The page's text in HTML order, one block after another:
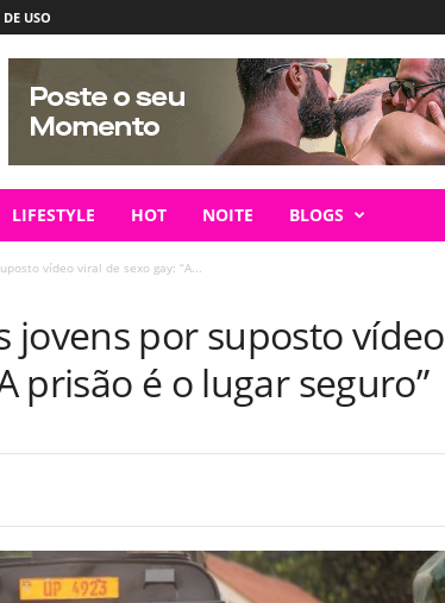
USO
LIFESTYLE HOT NOITE BLOGS
vídeo viral de sexo gay: “A...
jovens por suposto vídeo
prisão é o lugar seguro”